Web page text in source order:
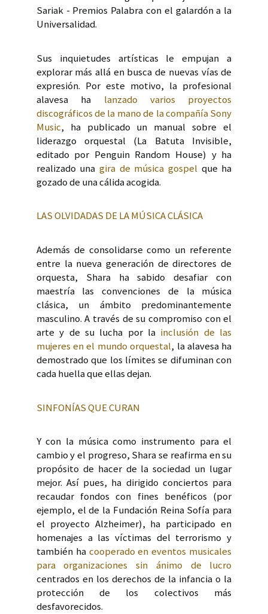
Sariak - Premios Palabra con el galardón a la
Universalidad.
Sus inquietudes artísticas le empujan a
explorar más allá en busca de nuevas vías de
expresión. Por este motivo, la profesional
alavesa ha lanzado varios proyectos
discográficos de la mano de la compañía Sony
Music, ha publicado un manual sobre el
liderazgo orquestal (La Batuta Invisible,
editado por Penguin Random House) y ha
realizado unagira de música gospel que ha
gozado de una cálida acogida.
LAS OLVIDADAS DE LA MÚSICA CLÁSICA
Además de consolidarse como un referente
entre la nueva generación de directores de
orquesta, Shara ha sabido desafiar con
maestría las convenciones de la música
clásica, un ámbito predominantemente
masculino. A través de su compromiso con el
arte y de su lucha por la inclusión de las
mujeres en el mundo orquestal, la alavesa ha
demostrado que los límites se difuminan con
cada huella que ellas dejan.
SINFONÍAS QUE CURAN
Y con la música como instrumento para el
cambio y el progreso, Shara se reafirma en su
propósito de hacer de la sociedad un lugar
mejor. Así pues, ha dirigido conciertos para
recaudar fondos con fines benéficos (por
ejemplo, el de la Fundación Reina Sofía para
el proyecto Alzheimer), ha participado en
homenajes a las víctimas del terrorismo y
también ha cooperado en eventos musicales
para organizaciones sin ánimo de lucro
centrados en los derechos de la infancia o la
protección de los colectivos más
desfavorecidos.